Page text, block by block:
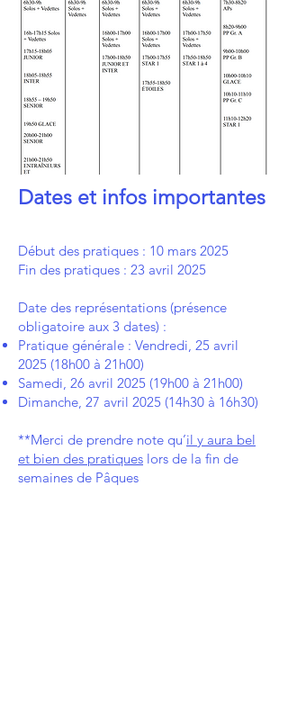
Dates et infos importantes
Début des pratiques : 10 mars 2025
Fin des pratiques : 23 avril 2025
Date des représentations (présence
obligatoire aux 3 dates) :
Pratique générale : Vendredi, 25 avril
2025 (18h00 à 21h00)
Samedi, 26 avril 2025 (19h00 à 21h00)
Dimanche, 27 avril 2025 (14h30 à 16h30)
**Merci de prendre note qu’il y aura bel
et bien des pratiques lors de la fin de
semaines de Pâques